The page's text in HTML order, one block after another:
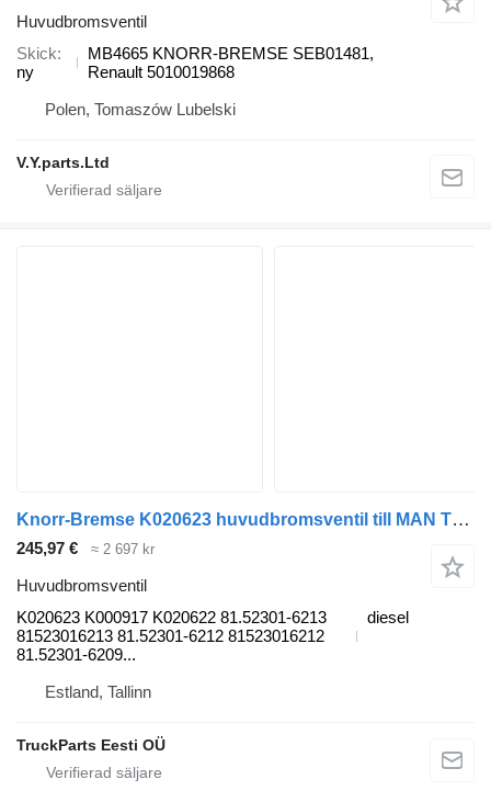
Huvudbromsventil
Skick
ny
MB4665 KNORR-BREMSE SEB01481,
Renault 5010019868
Polen, Tomaszów Lubelski
V.Y.parts.Ltd
Knorr-Bremse K020623 huvudbromsventil till MAN TGL, TGM, TGS, TGX (2005-2021) dragbil
245,97 € ≈ 2 697 kr
Huvudbromsventil
K020623 K000917 K020622 81.52301-6213
81523016213 81.52301-6212 81523016212
81.52301-6209...
diesel
Estland, Tallinn
TruckParts Eesti OÜ